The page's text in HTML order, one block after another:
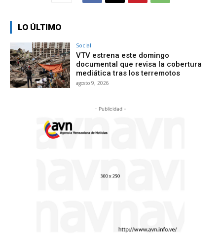
LO ÚLTIMO
Social
VTV estrena este domingo
documental que revisa la cobertura
mediática tras los terremotos
agosto 9, 2026
- Publicidad -